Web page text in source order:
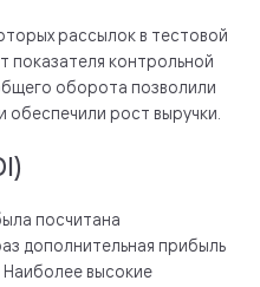
рассылок в тестовой
показателя контрольной
оборота позволили
рост выручки.
посчитана
дополнительная прибыль
высокие